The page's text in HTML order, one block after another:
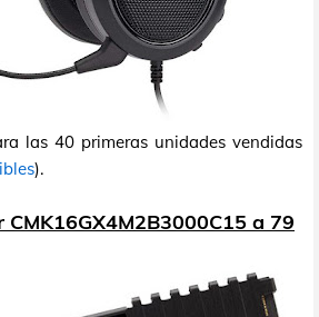
las 40 primeras unidades vendidas
).
CMK16GX4M2B3000C15 a 79